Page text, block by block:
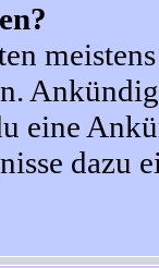
eine
dazu